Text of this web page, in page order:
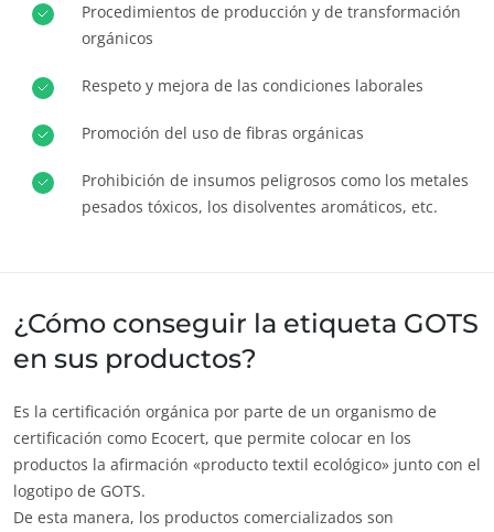
ECOCERT
¿Quiénes somos?
Carreras
Europa
Alemania
España (español)
Francia (francés)
Portugal (portugués)
Serbia (serbio)
Suiza (alemán)
Turquía (turco)
Procedimientos de producción y de transformación
orgánicos
Respeto y mejora de las condiciones laborales
Promoción del uso de fibras orgánicas
Prohibición de insumos peligrosos como los metales
pesados tóxicos, los disolventes aromáticos, etc.
¿Cómo conseguir la etiqueta GOTS
en sus productos?
Es la certificación orgánica por parte de un organismo de
certificación como Ecocert, que permite colocar en los
productos la afirmación «producto textil ecológico» junto con el
logotipo de GOTS.
De esta manera, los productos comercializados son